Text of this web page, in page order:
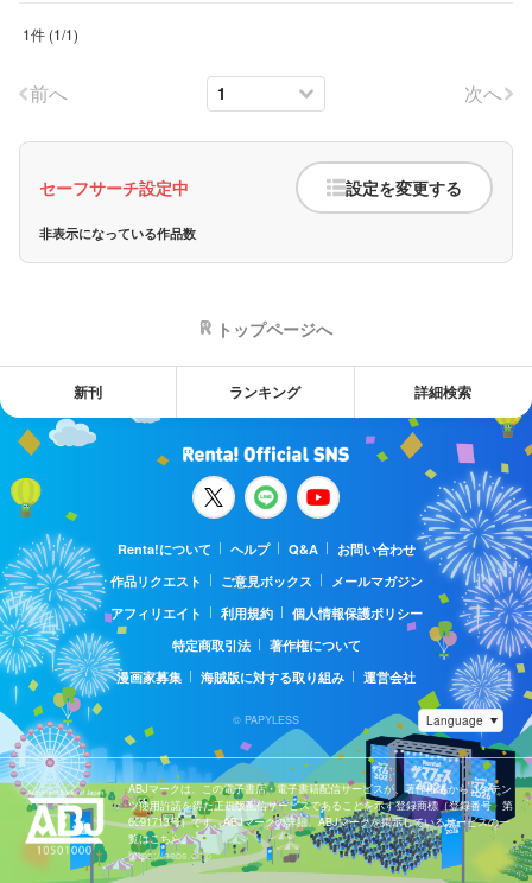
1件 (1/1)
前へ 次へ
セーフサーチ設定中 設定を変更する
非表示になっている作品数
女性写真集
トップページへ
新刊 ランキング 詳細検索
Renta!について ヘルプ Q&A
お問い合わせ
作品リクエスト
ご意見ボックス
メールマガジン
アフィリエイト
利用規約
個人情報保護ポリシー
特定商取引法
著作権について
漫画家募集
海賊版に対する取り組み 運営会社
© PAPYLESS
ABJマークは、この電子書店・電子書籍配信サービスが、著作権者からコンテン
ツ使用許諾を得た正規版配信サービスであることを示す登録商標（登録番号 第
6091713号）です。ABJマークの詳細、ABJマークを掲示しているサービスの一
覧はこちら。
https://aebs.or.jp